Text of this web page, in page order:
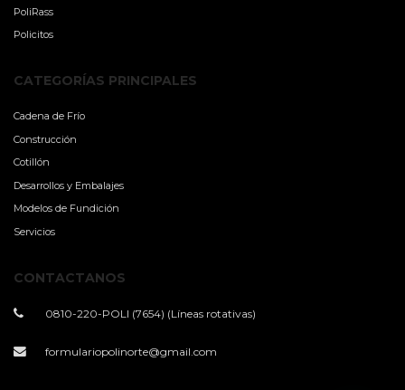
PoliRass
Policitos
CATEGORÍAS PRINCIPALES
Cadena de Frío
Construcción
Cotillón
Desarrollos y Embalajes
Modelos de Fundición
Servicios
CONTACTANOS
0810-220-POLI (7654) (Líneas rotativas)
formulariopolinorte@gmail.com